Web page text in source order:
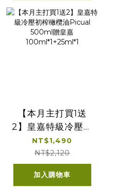
【本月主打買1送
2】皇嘉特級冷壓初
榨橄欖油Picual
500ml贈皇嘉
100ml*1+25ml*1
NT$1,490
NT$2,120
加入購物車